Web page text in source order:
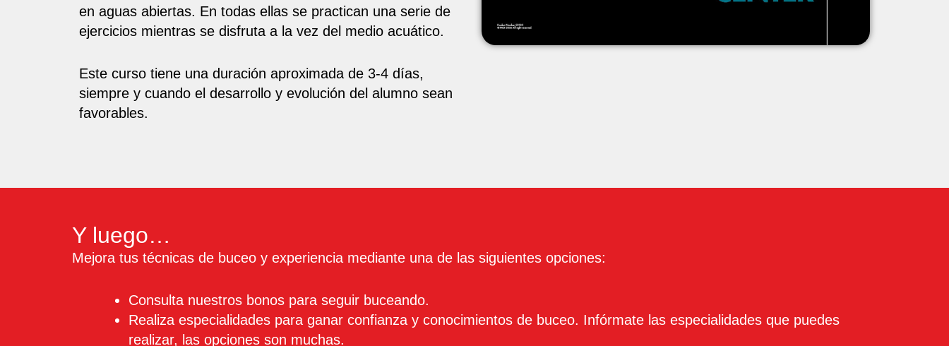
en aguas abiertas. En todas ellas se practican una serie de
ejercicios mientras se disfruta a la vez del medio acuático.
Este curso tiene una duración aproximada de 3-4 días,
siempre y cuando el desarrollo y evolución del alumno sean
favorables.
Y luego…
Mejora tus técnicas de buceo y experiencia mediante una de las siguientes opciones:
Consulta nuestros bonos para seguir buceando.
Realiza especialidades para ganar confianza y conocimientos de buceo. Infórmate las especialidades que puedes
realizar, las opciones son muchas.